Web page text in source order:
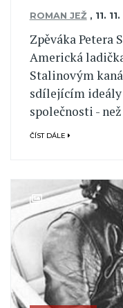
ROMAN JEŽ , 11.
Zpěváka Petera
Americká
Stalinovým
sdílejícím ideály
společnosti - než
ČÍST DÁLE